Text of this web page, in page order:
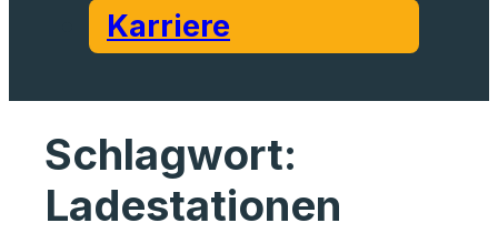
Karriere
Schlagwort:
Ladestationen